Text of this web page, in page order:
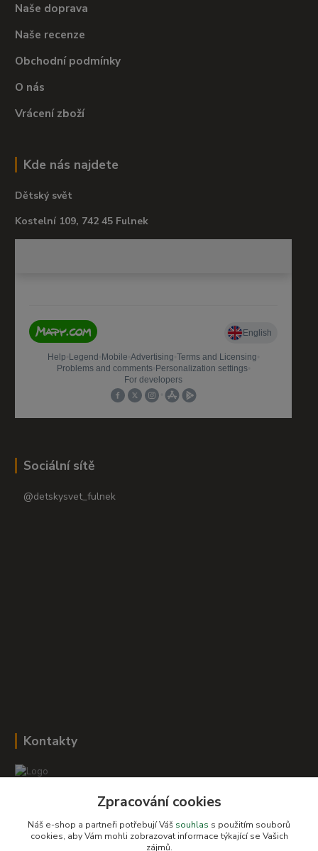
Naše doprava
Naše recenze
Obchodní podmínky
O nás
Vrácení zboží
Kde nás najdete
Dětský svět
Kostelní 109, 742 45 Fulnek
Sociální sítě
@detskysvet_fulnek
Kontakty
+420 604 278 943
obchod-detskysvet@seznam.cz
Zpracování cookies
Náš e-shop a partneři potřebují Váš souhlas s použitím souborů
cookies, aby Vám mohli zobrazovat informace týkající se Vašich
zájmů.